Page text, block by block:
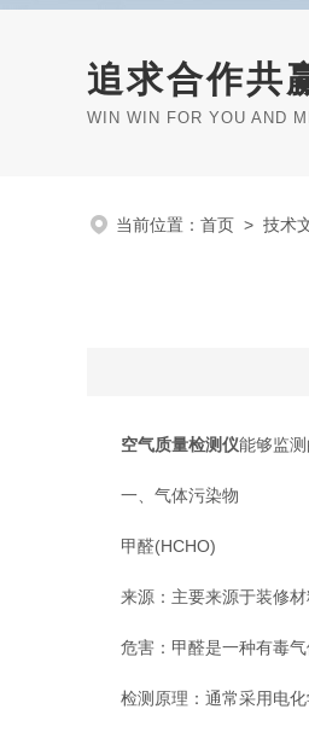
追求合作共
WIN WIN FOR YOU AND
当前位置： 首页 > 技术
空气质量检测仪能够监
一、气体污染物
甲醛(HCHO)
来源：主要来源于装修材
危害：甲醛是一种有毒气
检测原理：通常采用电化